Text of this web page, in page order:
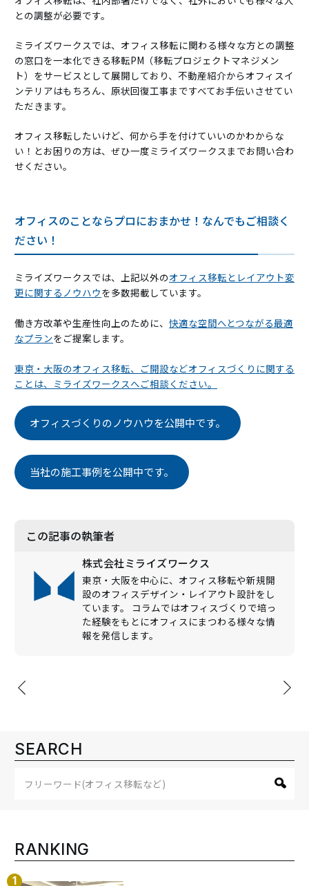
との調整が必要です。
ミライズワークスでは、オフィス移転に関わる様々な方との調整
の窓口を一本化できる移転PM（移転プロジェクトマネジメン
ト）をサービスとして展開しており、不動産紹介からオフィスイ
ンテリアはもちろん、原状回復工事まですべてお手伝いさせてい
ただきます。
オフィス移転したいけど、何から手を付けていいのかわからな
い！とお困りの方は、ぜひ一度ミライズワークスまでお問い合わ
せください。
オフィスのことならプロにおまかせ！なんでもご相談く
ださい！
ミライズワークスでは、上記以外のオフィス移転とレイアウト変
更に関するノウハウを多数掲載しています。
働き方改革や生産性向上のために、 快適な空間へとつながる最適
なプランをご提案します。
東京・大阪のオフィス移転、ご開設などオフィスづくりに関する
ことは、ミライズワークスへご相談ください。
オフィスづくりのノウハウを公開中です。
当社の施工事例を公開中です。
この記事の執筆者
株式会社ミライズワークス
東京・大阪を中心に、オフィス移転や新規開
設のオフィスデザイン・レイアウト設計をし
ています。 コラムではオフィスづくりで培っ
た経験をもとにオフィスにまつわる様々な情
報を発信します。
投
ビ
ゲ
ー
SEARCH
RANKING